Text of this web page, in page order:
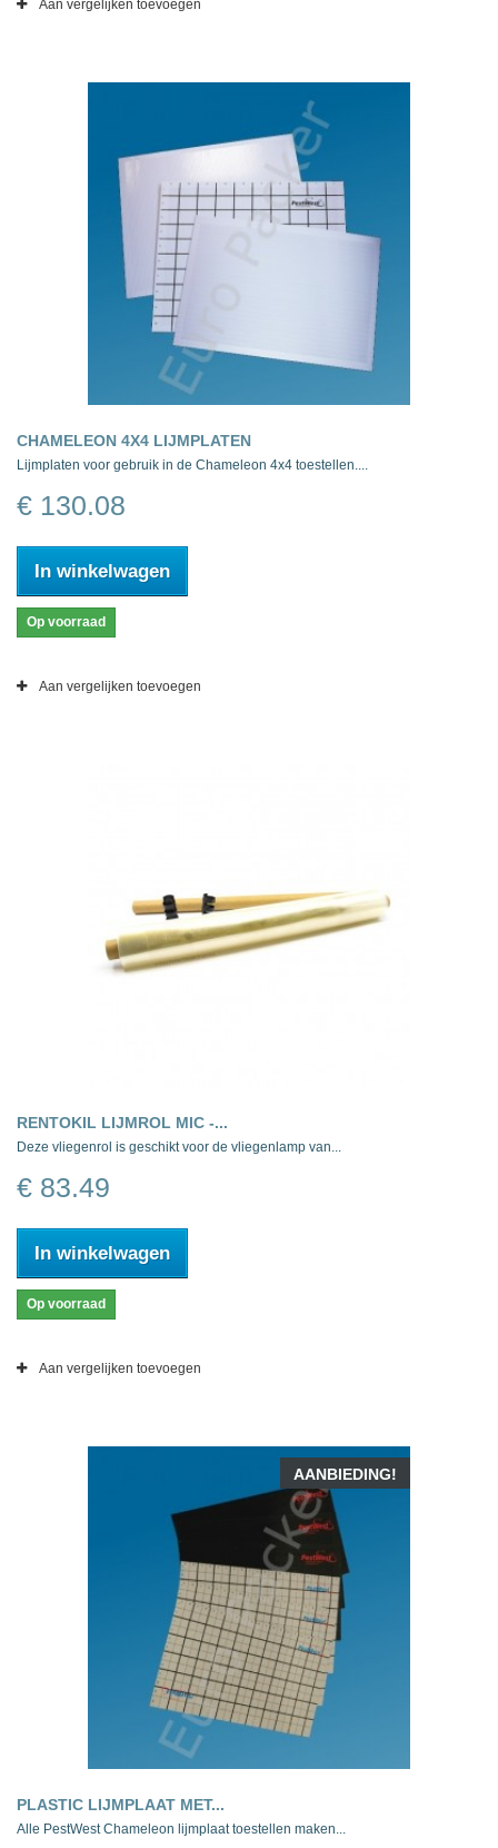
Aan vergelijken toevoegen
CHAMELEON 4X4 LIJMPLATEN
Lijmplaten voor gebruik in de Chameleon 4x4 toestellen....
€ 130.08
In winkelwagen
Op voorraad
Aan vergelijken toevoegen
RENTOKIL LIJMROL MIC -...
Deze vliegenrol is geschikt voor de vliegenlamp van...
€ 83.49
In winkelwagen
Op voorraad
Aan vergelijken toevoegen
AANBIEDING!
PLASTIC LIJMPLAAT MET...
Alle PestWest Chameleon lijmplaat toestellen maken...